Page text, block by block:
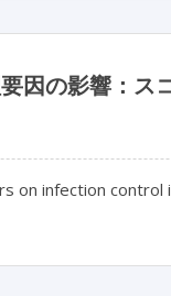
因の影響：ス
on infection control